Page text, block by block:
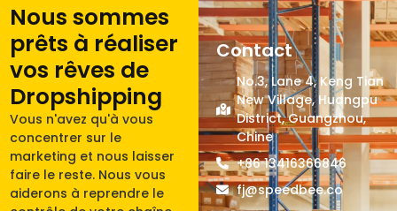
Nous sommes
prêts à réaliser
vos rêves de
Dropshipping
Vous n'avez qu'à vous
concentrer sur le
marketing et nous laisser
faire le reste. Nous vous
aiderons à reprendre le
Contact
No.3, Lane 4, Keng Tian
New Village, Huangpu
District, Guangzhou,
Chine
+86 13416366846
fj@speedbee.co